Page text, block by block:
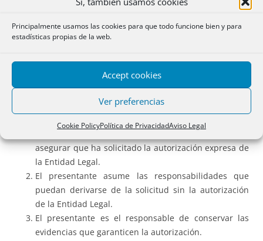
Principalmente usamos las cookies para que todo funcione bien y para
estadísticas propias de la web.
Accept cookies
Ver preferencias
Cookie PolicyPolítica de PrivacidadAviso Legal
La norma que regula la solicitud en interés de terceros es
laResolución de 11 de abril de 2017
datos mínimos que debe aportar el presentante que
se requiereque:
El presentante aporte la información necesaria para
asegurar que ha solicitado la autorización expresa de
la Entidad Legal.
El presentante asume las responsabilidades que
puedan derivarse de la solicitud sin la autorización
de la Entidad Legal.
El presentante es el responsable de conservar las
evidencias que garanticen la autorización.